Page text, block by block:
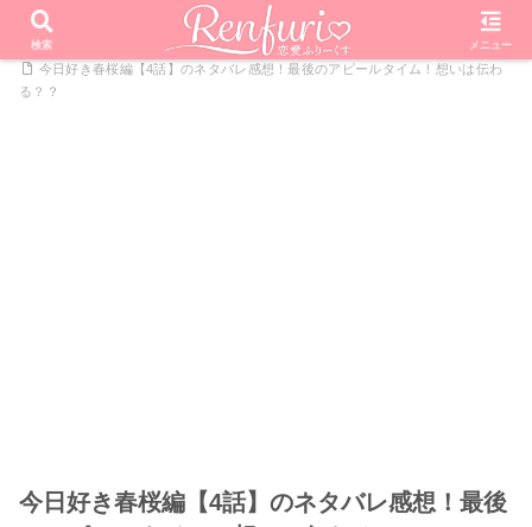
PR
ホーム 恋愛リアリティーショー
今日好きになりました
今日好き春桜編【4話】のネタバレ感想！最後のアピールタイム！想いは伝わ
る？？
今日好き春桜編【4話】のネタバレ感想！最後
検索 メニュー